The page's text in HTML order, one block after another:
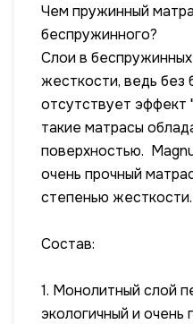
Чем пружинный
беспружинного?
Слои в
жесткости, ведь без
отсутствует эффект
такие матрасы
поверхностью.
очень прочный
степенью жесткости.
Состав:
1. Монолитный слой
экологичный и очень